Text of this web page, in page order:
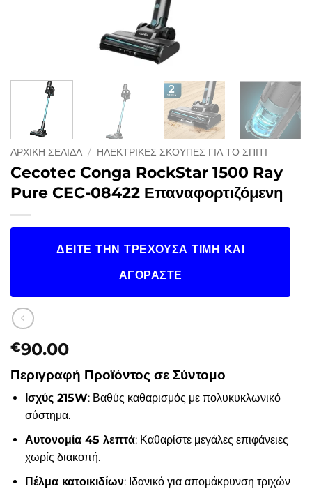
ΑΡΧΙΚΉ ΣΕΛΊΔΑ / ΗΛΕΚΤΡΙΚΈΣ ΣΚΟΎΠΕΣ ΓΙΑ ΤΟ ΣΠΊΤΙ
Cecotec Conga RockStar 1500 Ray
Pure CEC-08422 Επαναφορτιζόμενη
ΔΕΊΤΕ ΤΗΝ ΤΡΈΧΟΥΣΑ ΤΙΜΉ ΚΑΙ
ΑΓΟΡΆΣΤΕ
€90.00
Περιγραφή Προϊόντος σε Σύντομο
Ισχύς 215W: Βαθύς καθαρισμός με πολυκυκλωνικό
σύστημα.
Αυτονομία 45 λεπτά: Καθαρίστε μεγάλες επιφάνειες
χωρίς διακοπή.
Πέλμα κατοικιδίων: Ιδανικό για απομάκρυνση τριχών